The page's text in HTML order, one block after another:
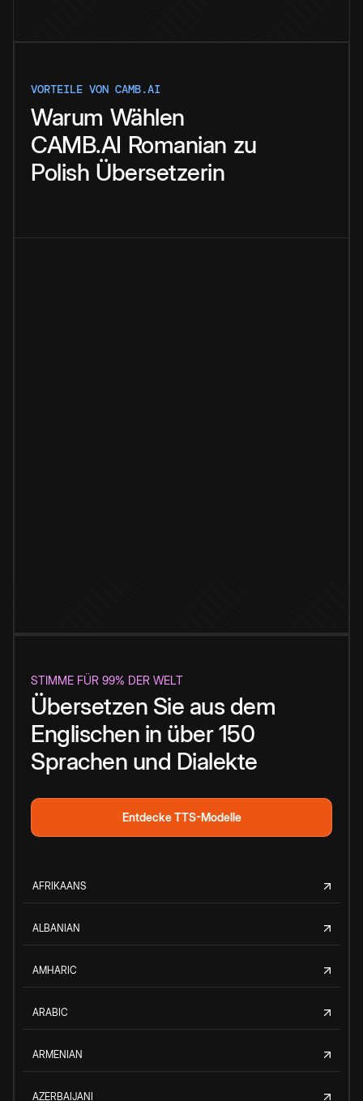
VORTEILE VON CAMB.AI
Warum Wählen
CAMB.AI Romanian zu
Polish Übersetzerin
STIMME FÜR 99% DER WELT
Übersetzen Sie aus dem
Englischen in über 150
Sprachen und Dialekte
Entdecke TTS-Modelle
AFRIKAANS
ALBANIAN
AMHARIC
ARABIC
ARMENIAN
AZERBAIJANI